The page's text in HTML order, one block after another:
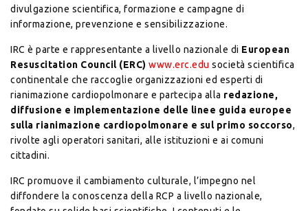
divulgazione scientifica, formazione e campagne di
informazione, prevenzione e sensibilizzazione.
IRC è parte e rappresentante a livello nazionale di European
Resuscitation Council (ERC) www.erc.edu società scientifica
continentale che raccoglie organizzazioni ed esperti di
rianimazione cardiopolmonare e partecipa alla redazione,
diffusione e implementazione delle linee guida europee
sulla rianimazione cardiopolmonare e sul primo soccorso,
rivolte agli operatori sanitari, alle istituzioni e ai comuni
cittadini.
IRC promuove il cambiamento culturale, l’impegno nel
diffondere la conoscenza della RCP a livello nazionale,